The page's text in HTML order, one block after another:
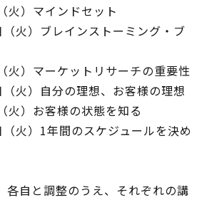
火）マインドセット
火）ブレインストーミング・ブ
火）マーケットリサーチの重要性
火）自分の理想、お客様の理想
火）お客様の状態を知る
火）1年間のスケジュールを決め
各自と調整のうえ、それぞれの講